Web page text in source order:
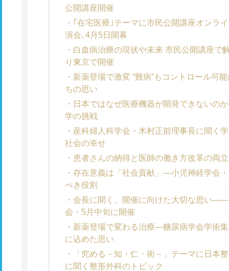
公開講座開催
｢在宅医療｣テーマに市民公開講座オンラ
演会､4月5日開幕
白血病治療の現状や未来 市民公開講座
り東京で開催
新薬登場で激変 “難病”もコントロール可
ちの思い
日本ではなぜ医療機器が開発できないの
学の挑戦
産科婦人科学会・木村正前理事長に聞く
社会の幸せ
患者さんの納得と医師の働き方改革の両
存在意義は「社会貢献」―小児神経学会
べき役割
会長に聞く、開催に向けた大切な思い
会・5月中旬に開催
新薬登場で変わる治療―糖尿病学会学術
に込めた思い
「究める－知・仁・術－」テーマに日本
に聞く整形外科のトピック